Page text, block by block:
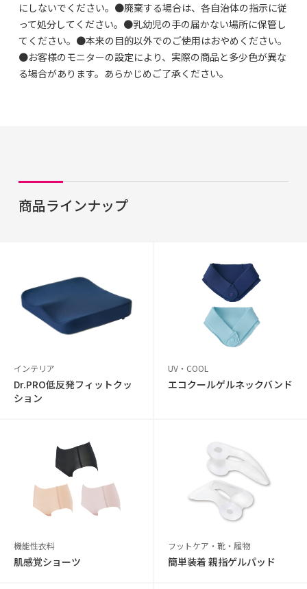
にしないでください。●廃棄する場合は、各自治体の指示に従
って処分してください。●乳幼児の手の届かない場所に保管し
てください。●本来の目的以外でのご使用はおやめください。
●お客様のモニターの設定により、実際の商品と多少色が異な
る場合があります。あらかじめご了承ください。
商品ラインナップ
インテリア
Dr.PRO低反発フィットクッ
ション
UV・COOL
エコクールゲルネックバンド
機能性衣料
肌感覚ショーツ
フットケア・靴・履物
簡単装着 親指ゲルパッド